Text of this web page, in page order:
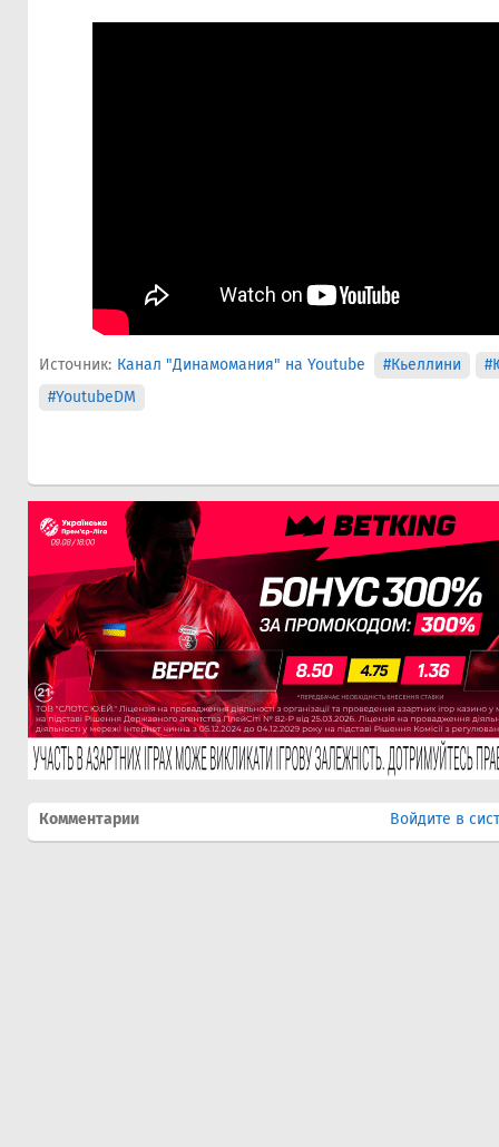
Источник: Канал "Динамомания" на Youtube #Кьеллини
#YoutubeDM
Комментарии Войдите в